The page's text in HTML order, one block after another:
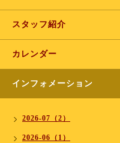
スタッフ紹介
カレンダー
インフォメーション
2026-07（2）
2026-06（1）